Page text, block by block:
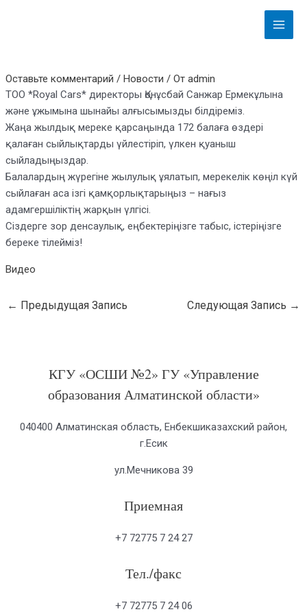
Main
Menu
Оставьте комментарий /Новости / Отadmin
ТОО *Royal Cars* директоры Қонұсбай Санжар Ермекұлына
және ұжымына шынайы алғысымызды білдіреміз.
Жаңа жылдық мереке қарсаңында 172 балаға өздері
қалаған сыйлықтарды үйлестіріп, үлкен қуаныш
сыйладыңыздар.
Балалардың жүрегіне жылулық ұялатып, мерекелік көңіл күй
сыйлаған аса ізгі қамқорлықтарыңыз – нағыз
адамгершіліктің жарқын үлгісі.
Сіздерге зор денсаулық, еңбектеріңізге табыс, істеріңізге
береке тілейміз!
Видео
← Предыдущая Запись Следующая Запись →
КГУ «ОСШИ №2» ГУ «Управление
образования Алматинской области»
040400 Алматинская область, Енбекшиказахский район,
г.Есик
ул.Мечникова 39
Приемная
+7 72775 7 24 27
Тел./факс
+7 72775 7 24 06